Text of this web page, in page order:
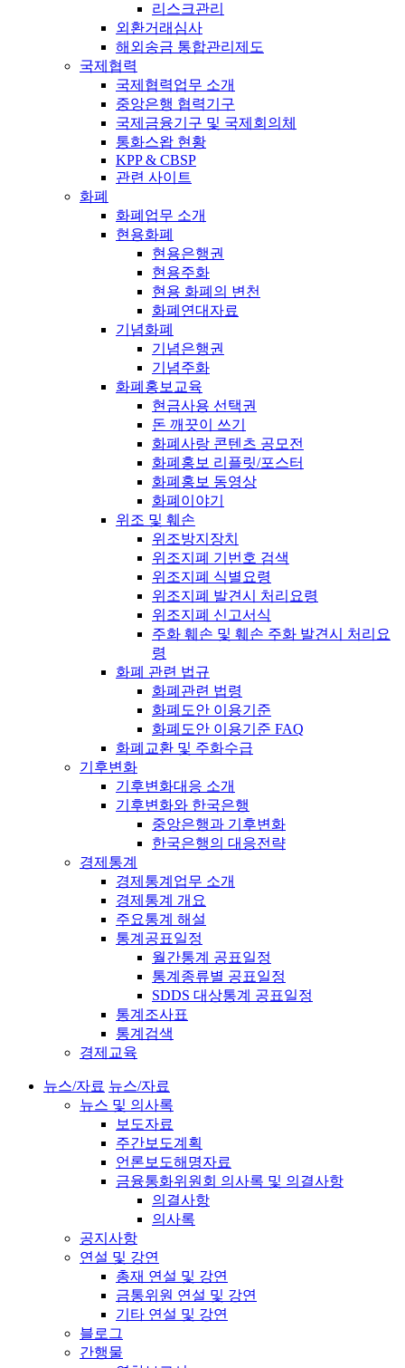
리스크관리
외환거래심사
해외송금 통합관리제도
국제협력
국제협력업무 소개
중앙은행 협력기구
국제금융기구 및 국제회의체
통화스왑 현황
KPP & CBSP
관련 사이트
화폐
화폐업무 소개
현용화폐
현용은행권
현용주화
현용 화폐의 변천
화폐연대자료
기념화폐
기념은행권
기념주화
화폐홍보교육
현금사용 선택권
돈 깨끗이 쓰기
화폐사랑 콘텐츠 공모전
화폐홍보 리플릿/포스터
화폐홍보 동영상
화폐이야기
위조 및 훼손
위조방지장치
위조지폐 기번호 검색
위조지폐 식별요령
위조지폐 발견시 처리요령
위조지폐 신고서식
주화 훼손 및 훼손 주화 발견시 처리요
령
화폐 관련 법규
화폐관련 법령
화폐도안 이용기준
화폐도안 이용기준 FAQ
화폐교환 및 주화수급
기후변화
기후변화대응 소개
기후변화와 한국은행
중앙은행과 기후변화
한국은행의 대응전략
경제통계
경제통계업무 소개
경제통계 개요
주요통계 해설
통계공표일정
월간통계 공표일정
통계종류별 공표일정
SDDS 대상통계 공표일정
통계조사표
통계검색
경제교육
뉴스/자료 뉴스/자료
뉴스 및 의사록
보도자료
주간보도계획
언론보도해명자료
금융통화위원회 의사록 및 의결사항
의결사항
의사록
공지사항
연설 및 강연
총재 연설 및 강연
금통위원 연설 및 강연
기타 연설 및 강연
블로그
간행물